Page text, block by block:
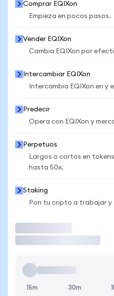
Comprar EQIXon
Empieza en pocos pasos.
Vender EQIXon
Cambia EQIXon por
Intercambiar EQIXon
Intercambia EQIXon en y
Predecir
Opera con EQIXon y
Perpetuos
Largos o cortos en
hasta 50x.
Staking
Pon tu cripto a trabajar y
15m 30m